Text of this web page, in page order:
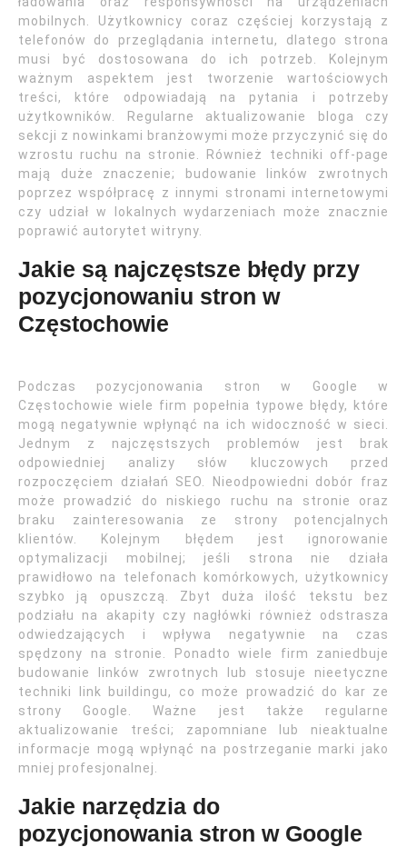
mobilnych. Użytkownicy coraz częściej korzystają z
telefonów do przeglądania internetu, dlatego strona
musi być dostosowana do ich potrzeb. Kolejnym
ważnym aspektem jest tworzenie wartościowych
treści, które odpowiadają na pytania i potrzeby
użytkowników. Regularne aktualizowanie bloga czy
sekcji z nowinkami branżowymi może przyczynić się do
wzrostu ruchu na stronie. Również techniki off-page
mają duże znaczenie; budowanie linków zwrotnych
poprzez współpracę z innymi stronami internetowymi
czy udział w lokalnych wydarzeniach może znacznie
poprawić autorytet witryny.
Jakie są najczęstsze błędy przy
pozycjonowaniu stron w
Częstochowie
Podczas pozycjonowania stron w Google w
Częstochowie wiele firm popełnia typowe błędy, które
mogą negatywnie wpłynąć na ich widoczność w sieci.
Jednym z najczęstszych problemów jest brak
odpowiedniej analizy słów kluczowych przed
rozpoczęciem działań SEO. Nieodpowiedni dobór fraz
może prowadzić do niskiego ruchu na stronie oraz
braku zainteresowania ze strony potencjalnych
klientów. Kolejnym błędem jest ignorowanie
optymalizacji mobilnej; jeśli strona nie działa
prawidłowo na telefonach komórkowych, użytkownicy
szybko ją opuszczą. Zbyt duża ilość tekstu bez
podziału na akapity czy nagłówki również odstrasza
odwiedzających i wpływa negatywnie na czas
spędzony na stronie. Ponadto wiele firm zaniedbuje
budowanie linków zwrotnych lub stosuje nieetyczne
techniki link buildingu, co może prowadzić do kar ze
strony Google. Ważne jest także regularne
aktualizowanie treści; zapomniane lub nieaktualne
informacje mogą wpłynąć na postrzeganie marki jako
mniej profesjonalnej.
Jakie narzędzia do
pozycjonowania stron w Google